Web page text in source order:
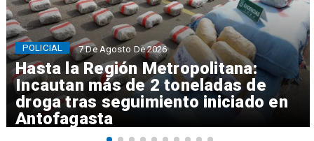
Hasta la Región Metropolitana:
Incautan más de 2 toneladas de
droga tras seguimiento iniciado en
Antofagasta
POLICIAL 7 De Agosto De 2026